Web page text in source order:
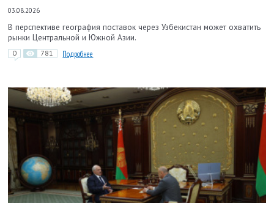
03.08.2026
В перспективе география поставок через Узбекистан может охватить
рынки Центральной и Южной Азии.
0 781 Подробнее